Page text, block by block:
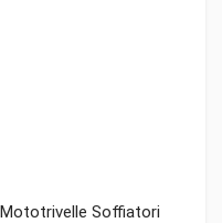
Soffiatori